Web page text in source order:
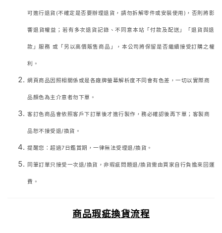
可進行退貨(不確定是否要辦理退貨，請勿拆解零件或安裝使用)，否則將影
響退貨權益；若有多次退貨記錄、不同意本站「付款及配送」「退貨與退
款」服務 或「另以高價販售商品」，本公司將保留是否繼續接受訂購之權
利。
網頁商品因照相關係或是各廠牌螢幕解析度不同會有色差，一切以實際商
品顏色為主介意者勿下單。
客訂色商品會依照客戶下訂單後才進行製作，務必確認後再下單；客製商
品恕不接受退/換貨。
提醒您：超過7日鑑賞期，一律無法受理退/換貨。
同筆訂單只接受一次退/換貨，非瑕疵問題退/換貨需由買家自行負擔來回運
費。
商品瑕疵換貨流程